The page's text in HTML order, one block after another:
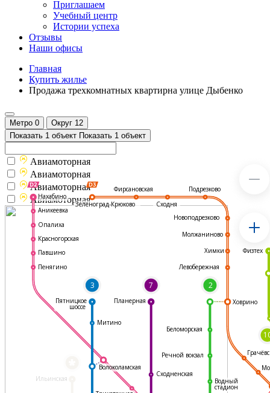
Приглашаем
Учебный центр
Истории успеха
Отзывы
Наши офисы
Главная
Купить жилье
Продажа трехкомнатных квартирна улице Дыбенко
Метро 0 Округ 12
Показать 1 объект Показать 1 объект
Ильинская
3 7 2
Фирсановская
Сходня
Подрезково
Новоподрезково
Молжаниново
Химки
Левобережная
Ховрино
Водный
стадион
Сходненская
Волоколамская
Митино
Нахабино
Аникеевка
Опалиха
Красногорская
Павшино
Пенягино
Пятницкое
шоссе
Планерная
Физтех
Речной вокзал
Беломорская
Зеленоград-Крюково
Авиамоторная
Авиамоторная
Авиамоторная
Авиамоторная